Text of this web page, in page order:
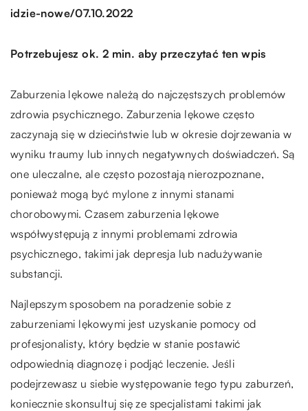
idzie-nowe/07.10.2022
Potrzebujesz ok. 2 min. aby przeczytać ten wpis
Zaburzenia lękowe należą do najczęstszych problemów
zdrowia psychicznego. Zaburzenia lękowe często
zaczynają się w dzieciństwie lub w okresie dojrzewania w
wyniku traumy lub innych negatywnych doświadczeń. Są
one uleczalne, ale często pozostają nierozpoznane,
ponieważ mogą być mylone z innymi stanami
chorobowymi. Czasem zaburzenia lękowe
współwystępują z innymi problemami zdrowia
psychicznego, takimi jak depresja lub nadużywanie
substancji.
Najlepszym sposobem na poradzenie sobie z
zaburzeniami lękowymi jest uzyskanie pomocy od
profesjonalisty, który będzie w stanie postawić
odpowiednią diagnozę i podjąć leczenie. Jeśli
podejrzewasz u siebie występowanie tego typu zaburzeń,
koniecznie skonsultuj się ze specjalistami takimi jak